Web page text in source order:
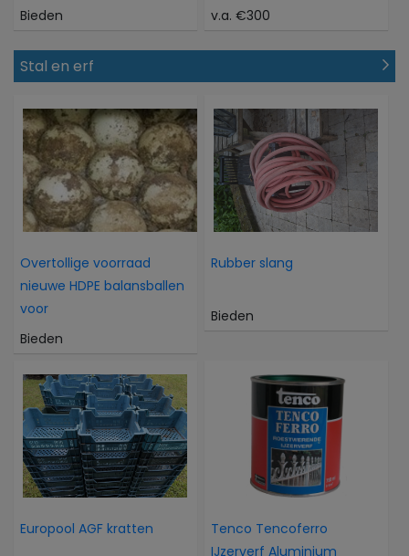
Bieden
v.a. €300
Stal en erf
Overtollige voorraad
nieuwe HDPE balansballen
voor
Bieden
Rubber slang
Bieden
Europool AGF kratten
Tenco Tencoferro
IJzerverf Aluminium